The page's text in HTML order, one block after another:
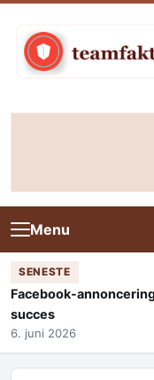
Menu
SENESTE
Facebook-
succes
6. juni 2026